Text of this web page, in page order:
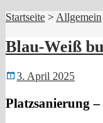
Startseite > Allgemein
Blau-Weiß
3. April 2025
Platzsanierung